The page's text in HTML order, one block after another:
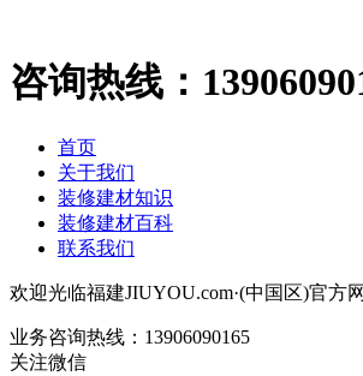
咨询热线：
首页
关于我们
装修建材知识
装修建材百科
联系我们
欢迎光临福建JIUYOU.com·(中国区)官方
业务咨询热线： 13906090165
关注微信